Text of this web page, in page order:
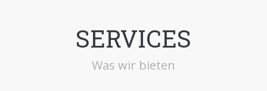
SERVICES
Was wir bieten